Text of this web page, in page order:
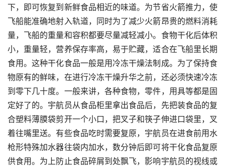
下，即可恢复到新鲜食品相近的味道。为节省火箭推力，使
飞船能准确地射入轨道，同时为了减少火箭昂贵的燃料消耗
量，飞船的重量和容积都要尽量减轻减小。食物干化后体积
小，重量轻，营养保存率高，易于贮藏，适合在飞船里长期
食用。这种干化食品一般是用冷冻干燥法制成。为了保持食
物原有的鲜味，在进行冷冻干燥升华之前，还必须快速冷冻
到零下几十度。一般来讲，各种食物，零件，用具等都是固
定好了的。宇航员从食品柜里拿出食品后，先把装食品的复
合塑料薄膜袋剪开一个小口，把叉子和筷子伸进口袋里，叉
着往嘴里送。有些食品吃时需要复原，宇航员在进食前用水
枪形特殊加水器往袋内加水，数分钟后即可将干化食品复原
供食用。为上防止食品碎屑到处飘飞，影响宇航员的视线或